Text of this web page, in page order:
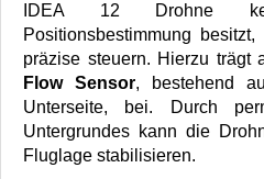
IDEA 12 Drohne
Positionsbestimmung
präzise steuern. Hierzu trägt
Flow Sensor, bestehend
Unterseite, bei. Durch
Untergrundes kann die
Fluglage stabilisieren.